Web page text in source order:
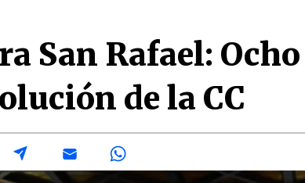
San Rafael:
de la CC